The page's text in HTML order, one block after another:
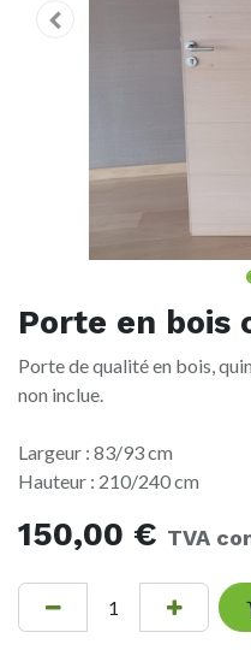
Porte en bois
Porte de qualité en bois,
non inclue.
Largeur : 83/93 cm
Hauteur : 210/240 cm
150,00 € TVA